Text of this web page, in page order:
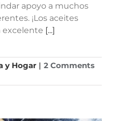
apoyo a muchos
¡Los aceites
excelente [...]
y Hogar | 2 Comments